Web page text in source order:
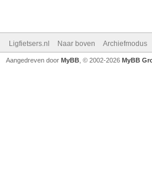
Ligfietsers.nl Naar boven Archiefmodus
Aangedreven door MyBB , © 2002-2026 MyBB